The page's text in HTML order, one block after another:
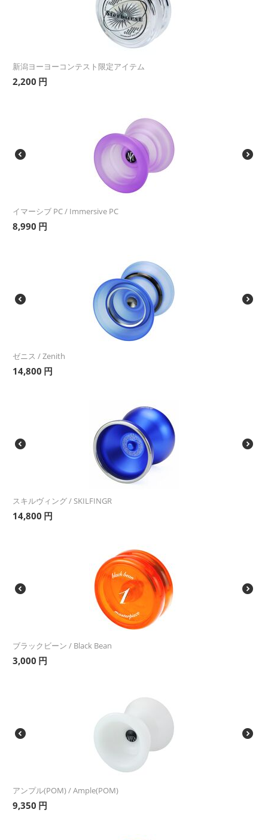
新潟ヨーヨーコンテスト限定アイテム
2,200 円
イマーシブ PC / Immersive PC
8,990 円
ゼニス / Zenith
14,800 円
スキルヴィング / SKILFINGR
14,800 円
ブラックビーン / Black Bean
3,000 円
アンプル(POM) / Ample(POM)
9,350 円